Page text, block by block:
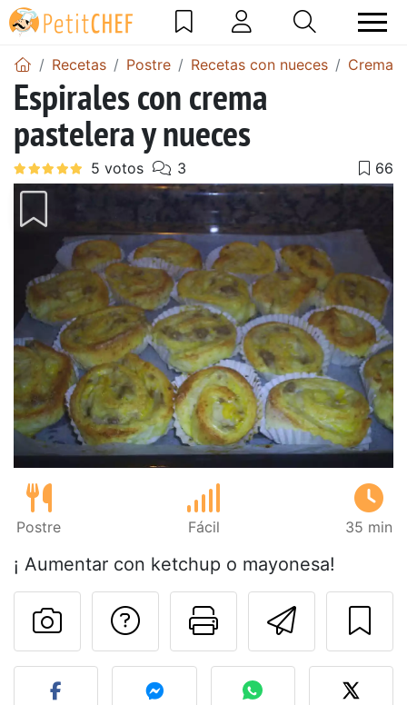
Recetas Postre Recetas con nueces Crema
Espirales con crema
pastelera y nueces
Postre Fácil 35 min
¡ Aumentar con ketchup o mayonesa!
Imprimir
Preguntar al autor
Publicar la foto de esta